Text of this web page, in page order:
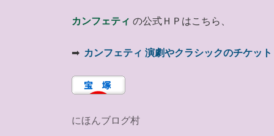
カンフェティ の公式ＨＰはこちら、
➡ カンフェティ 演劇やクラシックのチケット
にほんブログ村